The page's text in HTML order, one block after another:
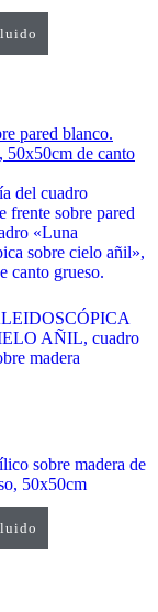
AÑIL, cuadro
madera
sobre madera de
50x50cm